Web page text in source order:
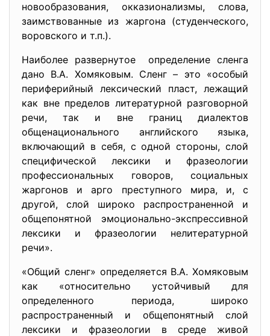
новообразования, окказионализмы, слова,
заимствованные из жаргона (студенческого,
воровского и т.п.).
Наиболее развернутое определение сленга
дано В.А. Хомяковым. Сленг – это «особый
периферийный лексический пласт, лежащий
как вне пределов литературной разговорной
речи, так и вне границ диалектов
общенационального английского языка,
включающий в себя, с одной стороны, слой
специфической лексики и фразеологии
профессиональных говоров, социальных
жаргонов и арго преступного мира, и, с
другой, слой широко распространенной и
общепонятной эмоционально-экспрессивной
лексики и фразеологии нелитературной
речи».
«Общий сленг» определяется В.А. Хомяковым
как «относительно устойчивый для
определенного периода, широко
распространенный и общепонятный слой
лексики и фразеологии в среде живой